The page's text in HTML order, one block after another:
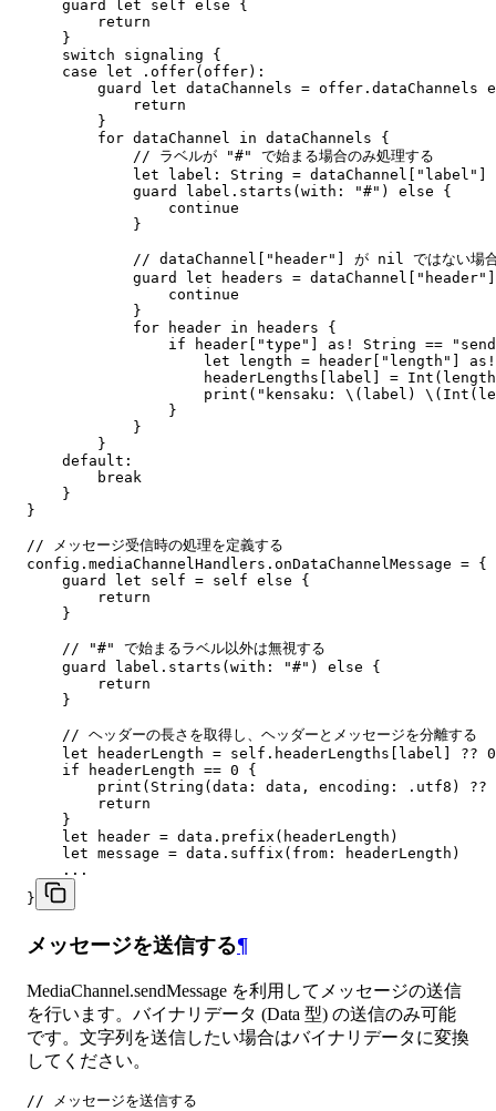
    guard let self else {
        return
    }
    switch signaling {
    case let .offer(offer):
guard let dataChannels = offer.dataChannels
            return
        }
        for dataChannel in dataChannels {
            // ラベルが "#" で始まる場合のみ処理する
let label: String = dataChannel["label"]
            guard label.starts(with: "#") else {
                continue
            }
// dataChannel["header"] が nil ではない場合
guard let headers =
                continue
            }
            for header in headers {
if header["type"] as! String ==
let length = header["length"]
headerLengths[label] =
print("kensaku: \(label)
                }
            }
        }
    default:
        break
    }
}
// メッセージ受信時の処理を定義する
    guard let self = self else {
        return
    }
    // "#" で始まるラベル以外は無視する
    guard label.starts(with: "#") else {
        return
    }
    // ヘッダーの長さを取得し、ヘッダーとメッセージを分離する
    let headerLength = self.headerLengths[label] ?? 0
    if headerLength == 0 {
print(String(data: data, encoding: .utf8)
        return
    }
    let header = data.prefix(headerLength)
    let message = data.suffix(from: headerLength)
    ...
}
メッセージを送信する¶
MediaChannel.sendMessage を利用してメッセージの送信
を行います。バイナリデータ (Data 型) の送信のみ可能
です。文字列を送信したい場合はバイナリデータに変換
してください。
// メッセージを送信する